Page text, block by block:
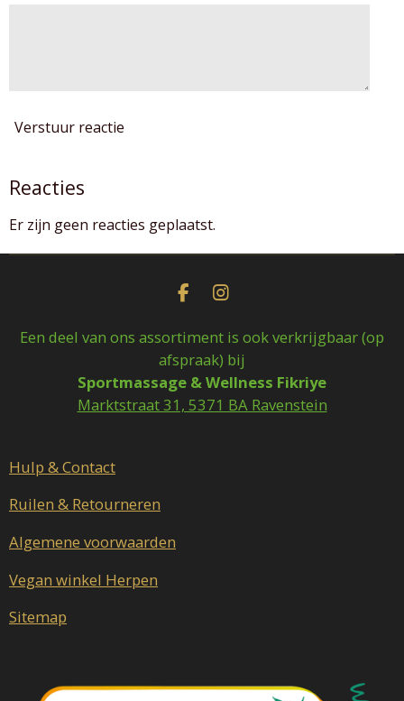
Verstuur reactie
Reacties
Er zijn geen reacties geplaatst.
F
c
b
o
o
k
I
s
t
a
g
r
a
Een deel van ons assortiment is ook verkrijgbaar (op
afspraak) bij
Sportmassage & Wellness Fikriye
Marktstraat 31, 5371 BA Ravenstein
Hulp & Contact
Ruilen & Retourneren
Algemene voorwaarden
Vegan winkel Herpen
Sitemap